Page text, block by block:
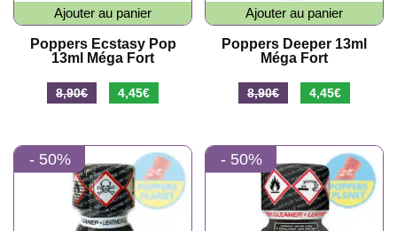
Ajouter au panier
Poppers Ecstasy Pop
13ml Méga Fort
8,90€
Le
était :
8,90€.
4,45€
est :
4,45€.
Ajouter au panier
Poppers Deeper 13ml
Méga Fort
8,90€
Le
était :
8,90€.
4,45€
est :
4,45€.
- 50% - 50%